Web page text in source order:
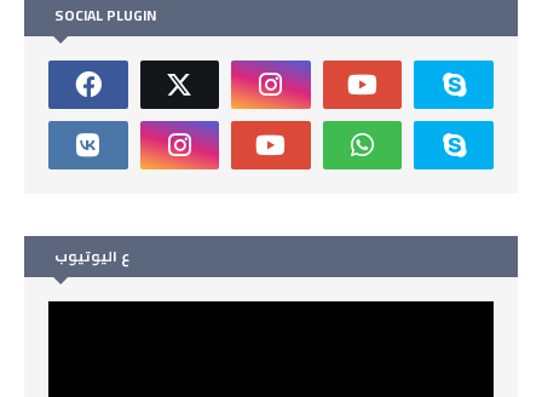
SOCIAL PLUGIN
ع اليوتيوب